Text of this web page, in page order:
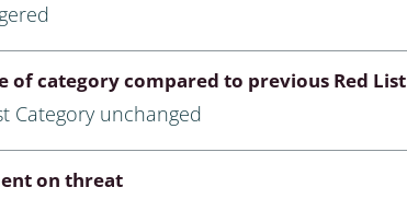
of category compared to previous Red List
Category unchanged
on threat